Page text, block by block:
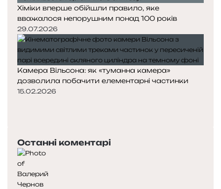
Хіміки вперше обійшли правило, яке
вважалося непорушним понад 100 років
29.07.2026
Камера Вільсона: як «туманна камера»
дозволила побачити елементарні частинки
15.02.2026
р
е
д
н
я
т
у
п
н
а
Останні коментарі